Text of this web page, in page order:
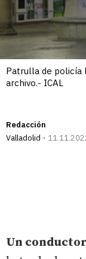
Patrulla de policía
archivo.- ICAL
Redacción
Valladolid
Un